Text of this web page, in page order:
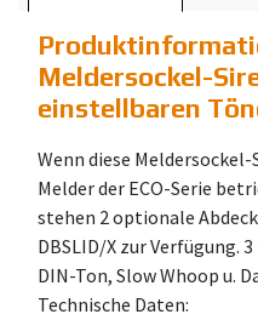
Meldersockel-
einstellbaren
Wenn diese Meldersockel-
Melder der ECO-Serie
stehen 2 optionale
DBSLID/X zur Verfügung. 3
DIN-Ton, Slow Whoop u.
Technische Daten: